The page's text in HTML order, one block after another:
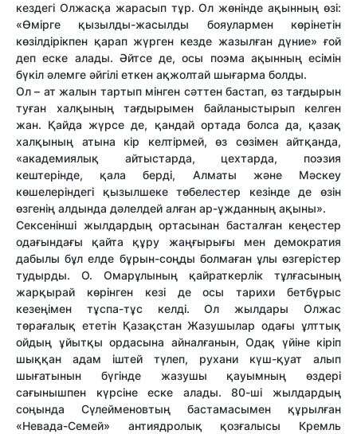
кездегі Олжасқа жарасып тұр. Ол жөнінде ақынның өзі:
«Өмірге қызылды-жасылды бояулармен көрінетін
көзілдірікпен қарап жүрген кезде жазылған дүние» ғой
деп еске алады. Әйтсе де, осы поэма ақынның есімін
бүкіл әлемге әйгілі еткен ақжолтай шығарма болды.
Ол – ат жалын тартып мінген сәттен бастап, өз тағдырын
туған халқының тағдырымен байланыстырып келген
жан. Қайда жүрсе де, қандай ортада болса да, қазақ
халқының атына кір келтірмей, өз сөзімен айтқанда,
«академиялық айтыстарда, цехтарда, поэзия
кештерінде, қала берді, Алматы және Мәскеу
көшелеріндегі қызылшеке төбелестер кезінде де өзін
өзгенің алдында дәлелдей алған ар-ұжданның ақыны».
Сексенінші жылдардың ортасынан басталған кеңестер
одағындағы қайта құру жаңғырығы мен демократия
дабылы бұл елде бұрын-соңды болмаған ұлы өзгерістер
тудырды. О. Омарұлының қайраткерлік тұлғасының
жарқырай көрінген кезі де осы тарихи бетбұрыс
кезеңімен тұспа-тұс келді. Ол жылдары Олжас
төрағалық ететін Қазақстан Жазушылар одағы ұлттық
ойдың ұйытқы ордасына айналғанын, Одақ үйіне кіріп
шыққан адам іштей түлеп, рухани күш-қуат алып
шығатынын бүгінде жазушы қауымның өздері
сағынышпен күрсіне еске алады. 80-ші жылдардың
соңында Сүлейменовтың бастамасымен құрылған
«Невада-Семей» антиядролық қозғалысы Кремль